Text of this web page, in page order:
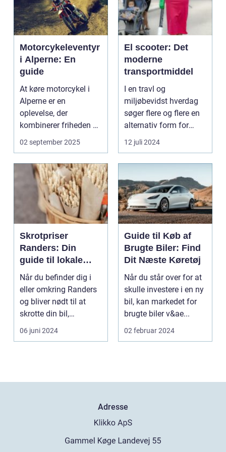
Motorcykeleventyr
i Alperne: En
guide
At køre motorcykel i
Alperne er en
oplevelse, der
kombinerer friheden på
to hjul med no...
02 september 2025
El scooter: Det
moderne
transportmiddel
I en travl og
miljøbevidst hverdag
søger flere og flere en
alternativ form for
transport. El scooter...
12 juli 2024
Skrotpriser
Randers: Din
guide til lokale
muligheder
Når du befinder dig i
eller omkring Randers
og bliver nødt til at
skrotte din bil,
gammelt jern elle...
06 juni 2024
Guide til Køb af
Brugte Biler: Find
Dit Næste Køretøj
Når du står over for at
skulle investere i en ny
bil, kan markedet for
brugte biler v&ae...
02 februar 2024
Adresse